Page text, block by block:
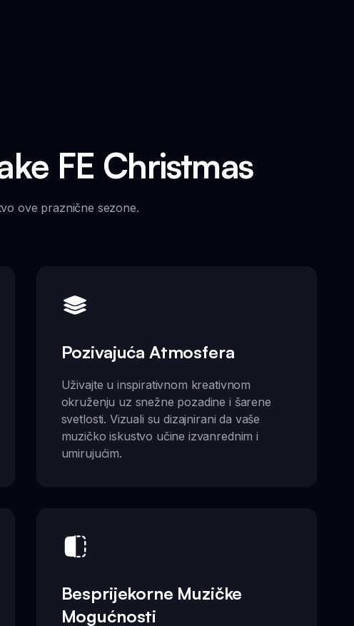
FE Christmas
ove praznične sezone.
Pozivajuća Atmosfera
Uživajte u inspirativnom kreativnom
okruženju uz snežne pozadine i šarene
svetlosti. Vizuali su dizajnirani da vaše
muzičko iskustvo učine izvanrednim i
umirujućim.
Besprijekorne Muzičke
Mogućnosti